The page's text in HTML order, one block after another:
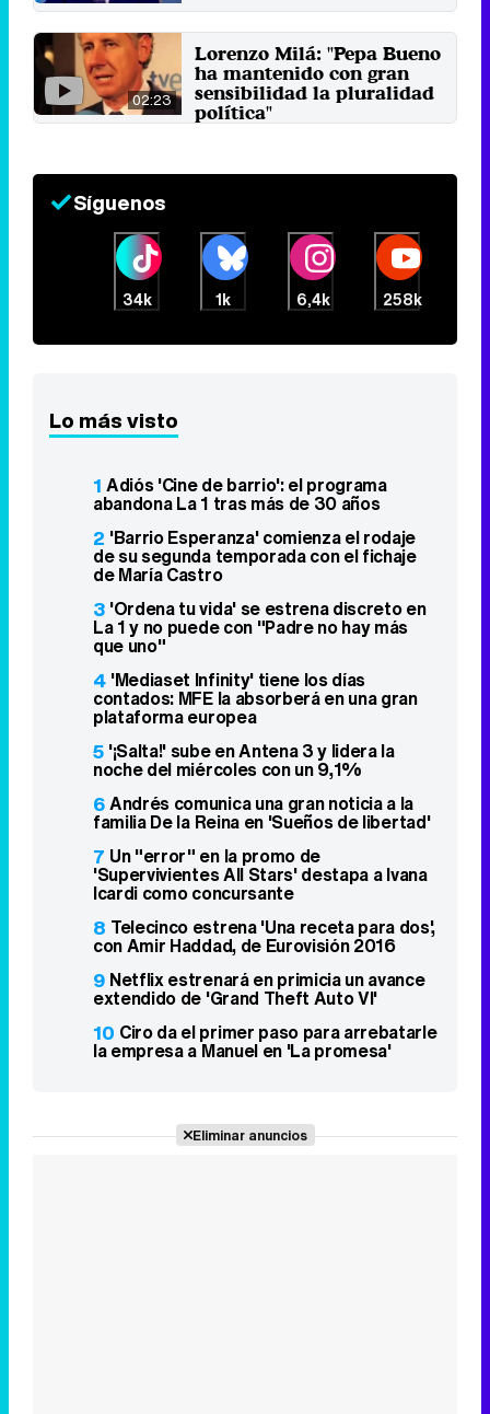
02:23
Lorenzo Milá: "Pepa Bueno
ha mantenido con gran
sensibilidad la pluralidad
política"
Síguenos
34k 1k 6,4k 258k
Lo más visto
1 Adiós 'Cine de barrio': el programa
abandona La 1 tras más de 30 años
2 'Barrio Esperanza' comienza el rodaje
de su segunda temporada con el fichaje
de María Castro
3 'Ordena tu vida' se estrena discreto en
La 1 y no puede con "Padre no hay más
que uno"
4 'Mediaset Infinity' tiene los días
contados: MFE la absorberá en una gran
plataforma europea
5 '¡Salta!' sube en Antena 3 y lidera la
noche del miércoles con un 9,1%
6Andrés comunica una gran noticia a la
familia De la Reina en 'Sueños de libertad'
7 Un "error" en la promo de
'Supervivientes All Stars' destapa a Ivana
Icardi como concursante
8 Telecinco estrena 'Una receta para dos',
con Amir Haddad, de Eurovisión 2016
9 Netflix estrenará en primicia un avance
extendido de 'Grand Theft Auto VI'
10 Ciro da el primer paso para arrebatarle
la empresa a Manuel en 'La promesa'
Eliminar anuncios